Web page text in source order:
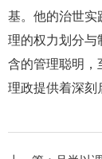
基。他的治世实
理的权力划分与
含的管理聪明，
理政提供着深刻